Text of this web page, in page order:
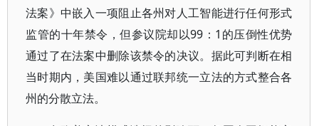
法案》中嵌入一项阻止各州对人工智能进行任何形式
监管的十年禁令，但参议院却以99：1的压倒性优势
通过了在法案中删除该禁令的决议。据此可判断在相
当时期内，美国难以通过联邦统一立法的方式整合各
州的分散立法。